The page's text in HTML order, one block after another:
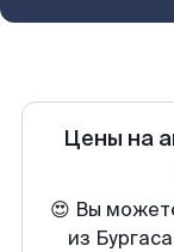
Цены на
😍 Вы
из